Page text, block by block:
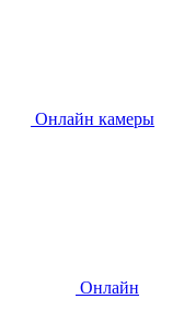
Онлайн камеры
Онлайн